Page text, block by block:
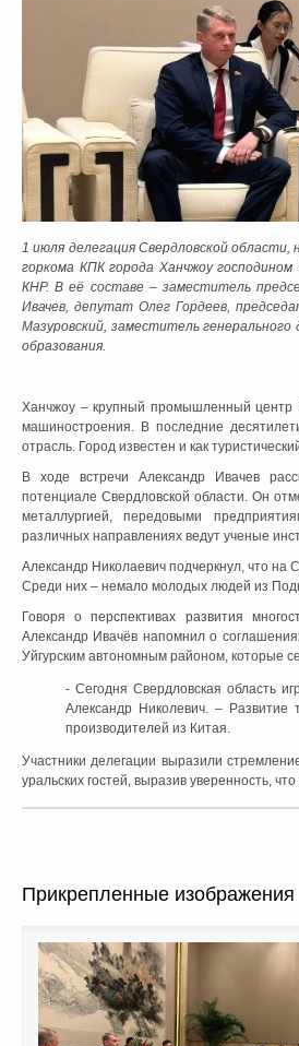
1 июля делегация Свердловской
горкома КПК города Ханчжоу
КНР. В её составе – заместитель
Ивачев, депутат Олег Гордеев,
Мазуровский, заместитель
образования.
Ханчжоу – крупный промышленный центр
машиностроения. В последние
отрасль. Город известен и как
В ходе встречи Александр Ивачев
потенциале Свердловской области. Он
металлургией, передовыми
различных направлениях ведут ученые
Александр Николаевич подчеркнул, что на
Среди них – немало молодых людей из
Говоря о перспективах развития
Александр Ивачёв напомнил о
Уйгурским автономным районом, которые
- Сегодня Свердловская область
Александр Николевич. – Развитие
производителей из Китая.
Участники делегации выразили
уральских гостей, выразив уверенность,
Прикрепленные изображения